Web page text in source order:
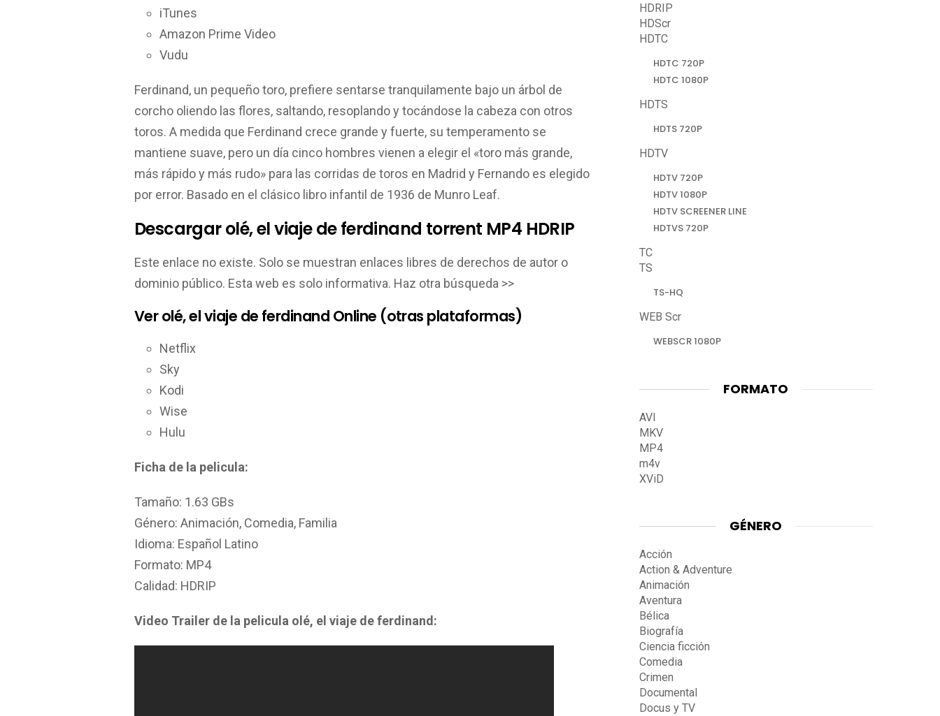
iTunes
Amazon Prime Video
Vudu
Ferdinand, un pequeño toro, prefiere sentarse tranquilamente bajo un árbol de
corcho oliendo las flores, saltando, resoplando y tocándose la cabeza con otros
toros. A medida que Ferdinand crece grande y fuerte, su temperamento se
mantiene suave, pero un día cinco hombres vienen a elegir el «toro más grande,
más rápido y más rudo» para las corridas de toros en Madrid y Fernando es elegido
por error. Basado en el clásico libro infantil de 1936 de Munro Leaf.
Descargar olé, el viaje de ferdinand torrent MP4 HDRIP
Este enlace no existe. Solo se muestran enlaces libres de derechos de autor o
dominio público. Esta web es solo informativa. Haz otra búsqueda >>
Ver olé, el viaje de ferdinand Online (otras plataformas)
Netflix
Sky
Kodi
Wise
Hulu
Ficha de la pelicula:
Tamaño: 1.63 GBs
Género: Animación, Comedia, Familia
Idioma: Español Latino
Formato: MP4
Calidad: HDRIP
Video Trailer de la pelicula olé, el viaje de ferdinand:
HDRIP
HDScr
HDTC
HDTC 720P
HDTC 1080P
HDTS
HDTS 720P
HDTV
HDTV 720P
HDTV 1080P
HDTV SCREENER LINE
HDTVS 720P
TC
TS
TS-HQ
WEB Scr
WEBSCR 1080P
FORMATO
AVI
MKV
MP4
m4v
XViD
GÉNERO
Acción
Action & Adventure
Animación
Aventura
Bélica
Biografía
Ciencia ficción
Comedia
Crimen
Documental
Docus y TV